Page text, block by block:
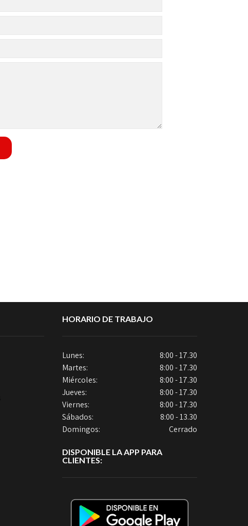
HORARIO DE TRABAJO
Lunes:
8:00 - 17.30
Martes:
8:00 - 17.30
Miércoles:
8:00 - 17.30
Jueves:
8:00 - 17.30
Viernes:
8:00 - 17.30
Sábados:
8:00 - 13.30
Domingos:
Cerrado
DISPONIBLE LA APP PARA
CLIENTES: